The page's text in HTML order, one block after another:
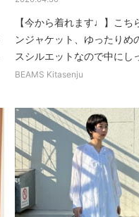
【今から着れます♩】こち
ンジャケット、ゆったりめ
スシルエットなので中にし
BEAMS Kitasenju